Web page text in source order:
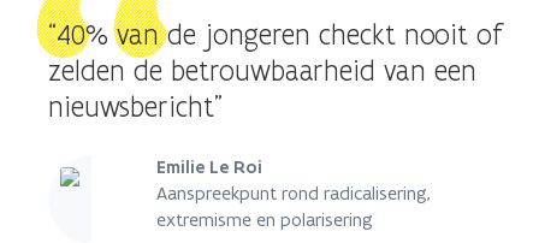
“40% van de jongeren checkt nooit of
zelden de betrouwbaarheid van een
nieuwsbericht”
Emilie Le Roi
Aanspreekpunt rond radicalisering,
extremisme en polarisering